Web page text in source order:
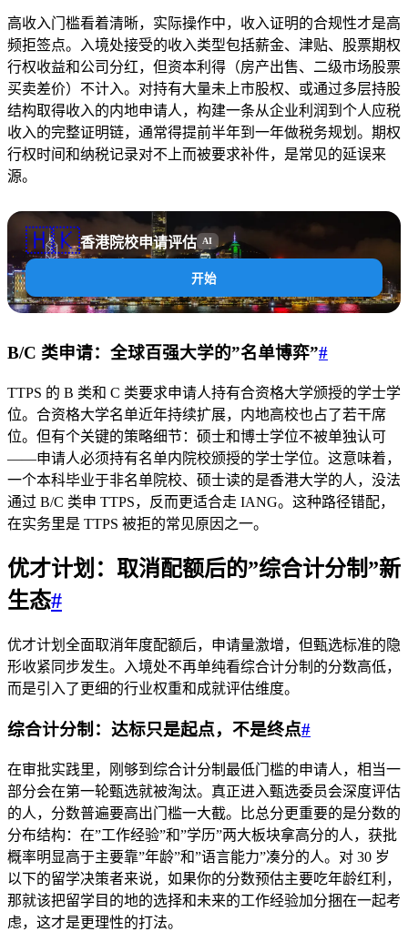
高收入门槛看着清晰，实际操作中，收入证明的合规性才是高
频拒签点。入境处接受的收入类型包括薪金、津贴、股票期权
行权收益和公司分红，但资本利得（房产出售、二级市场股票
买卖差价）不计入。对持有大量未上市股权、或通过多层持股
结构取得收入的内地申请人，构建一条从企业利润到个人应税
收入的完整证明链，通常得提前半年到一年做税务规划。期权
行权时间和纳税记录对不上而被要求补件，是常见的延误来
源。
🇭🇰香港院校申请评估 AI
开始
B/C 类申请：全球百强大学的”名单博弈”#
TTPS 的 B 类和 C 类要求申请人持有合资格大学颁授的学士学
位。合资格大学名单近年持续扩展，内地高校也占了若干席
位。但有个关键的策略细节：硕士和博士学位不被单独认可
——申请人必须持有名单内院校颁授的学士学位。这意味着，
一个本科毕业于非名单院校、硕士读的是香港大学的人，没法
通过 B/C 类申 TTPS，反而更适合走 IANG。这种路径错配，
在实务里是 TTPS 被拒的常见原因之一。
优才计划：取消配额后的”综合计分制”新
生态#
优才计划全面取消年度配额后，申请量激增，但甄选标准的隐
形收紧同步发生。入境处不再单纯看综合计分制的分数高低，
而是引入了更细的行业权重和成就评估维度。
综合计分制：达标只是起点，不是终点#
在审批实践里，刚够到综合计分制最低门槛的申请人，相当一
部分会在第一轮甄选就被淘汰。真正进入甄选委员会深度评估
的人，分数普遍要高出门槛一大截。比总分更重要的是分数的
分布结构：在”工作经验”和”学历”两大板块拿高分的人，获批
概率明显高于主要靠”年龄”和”语言能力”凑分的人。对 30 岁
以下的留学决策者来说，如果你的分数预估主要吃年龄红利，
那就该把留学目的地的选择和未来的工作经验加分捆在一起考
虑，这才是更理性的打法。